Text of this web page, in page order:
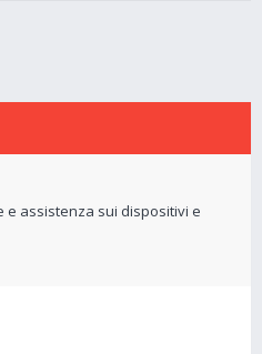
e assistenza sui dispositivi e